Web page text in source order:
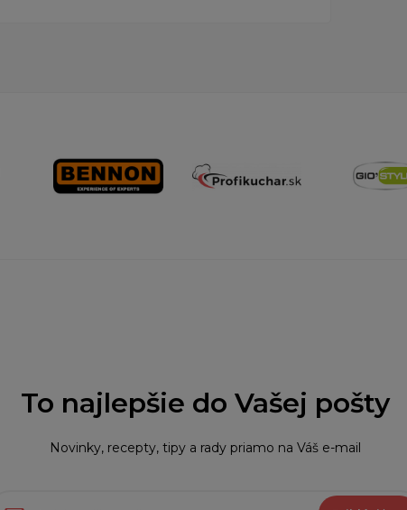
To najlepšie do Vašej pošty
Novinky, recepty, tipy a rady priamo na Váš e-mail